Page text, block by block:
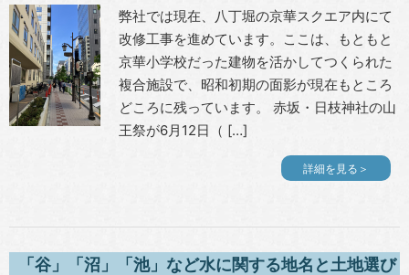
弊社では現在、八丁堀の京華スクエア内にて
改修工事を進めています。ここは、もともと
京華小学校だった建物を活かしてつくられた
複合施設で、昭和初期の面影が現在もところ
どころに残っています。 赤坂・日枝神社の山
王祭が6月12日（ […]
詳細を見る＞
「谷」「沼」「池」など水に関する地名と土地選び